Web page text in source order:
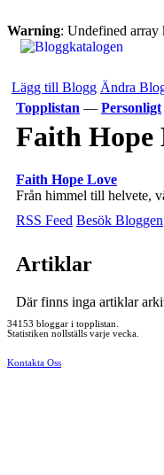
Warning: Undefined array
Lägg till Blogg Ändra
Topplistan — Personligt
Faith Hope
Faith Hope Love
Från himmel till helvete,
RSS Feed Besök Bloggen
Artiklar
Där finns inga artiklar
34153 bloggar i topplistan.
Statistiken nollställs varje vecka.
Kontakta Oss